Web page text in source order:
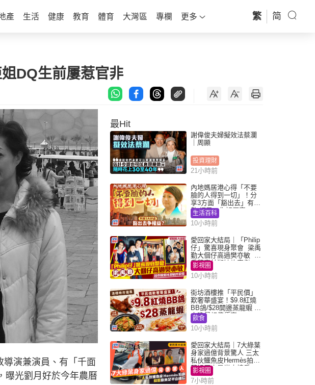
產 生活 健康 教育 體育 大灣區 專欄 更多 繁 简
DQ生前屢惹官非
導演兼演員、有「千面
曝光劉月好於今年農曆
最Hit
謝偉俊夫婦擬效法蔡瀾
｜周顯
投資理財
21小時前
內地媽居港心得「不要
臉的人得到一切」！分
享3方面「豁出去」有著
數 網民：你好厲害
生活百科
10小時前
愛回家大結局｜「Philip
仔」驚喜現身聚會 梁禹
勤大個仔高過樊亦敏 超
乖黐實林淑敏許家傑
影視圈
10小時前
街坊酒樓推「平民價」
歎奢華盛宴！$9.8紅燒
BB鴿/$28開邊蒸龍蝦 3
大晚餐超值優惠
飲食
10小時前
愛回家大結局｜7大綠葉
身家過億背景驚人 三太
私伙鱷魚皮Hermès拍劇
蘇姐原來是半山樓后
影視圈
7小時前